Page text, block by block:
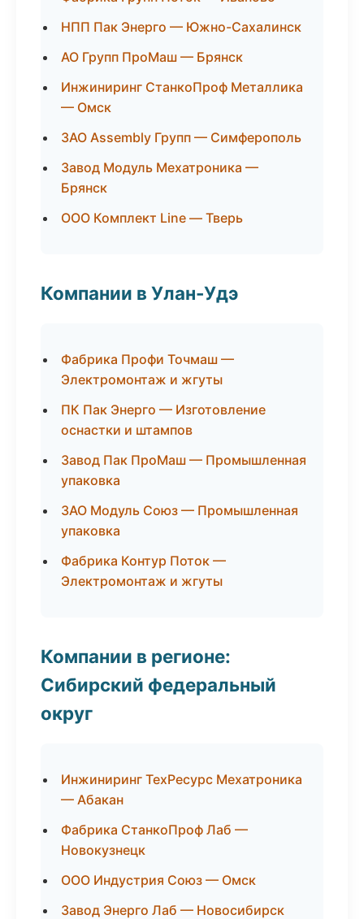
НПП Пак Энерго — Южно-Сахалинск
АО Групп ПроМаш — Брянск
Инжиниринг СтанкоПроф Металлика
— Омск
ЗАО Assembly Групп — Симферополь
Завод Модуль Мехатроника —
Брянск
ООО Комплект Line — Тверь
Компании в Улан-Удэ
Фабрика Профи Точмаш —
Электромонтаж и жгуты
ПК Пак Энерго — Изготовление
оснастки и штампов
Завод Пак ПроМаш — Промышленная
упаковка
ЗАО Модуль Союз — Промышленная
упаковка
Фабрика Контур Поток —
Электромонтаж и жгуты
Компании в регионе:
Сибирский федеральный
округ
Инжиниринг ТехРесурс Мехатроника
— Абакан
Фабрика СтанкоПроф Лаб —
Новокузнецк
ООО Индустрия Союз — Омск
Завод Энерго Лаб — Новосибирск